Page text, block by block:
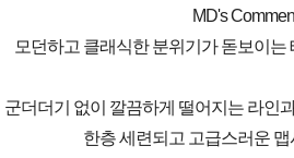
MD's
모던하고 클래식한 분위기가 돋보이는
군더더기 없이 깔끔하게 떨어지는 라인
한층 세련되고 고급스러운